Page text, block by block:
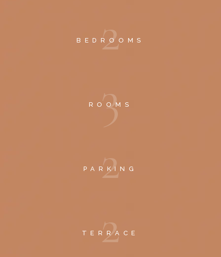
2
BEDROOMS
3
ROOMS
2
PARKING
2
TERRACE